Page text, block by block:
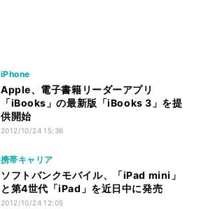
iPhone
Apple、電子書籍リーダーアプリ
「iBooks」の最新版「iBooks 3」を提
供開始
2012/10/24 15:36
携帯キャリア
ソフトバンクモバイル、「iPad mini」
と第4世代「iPad」を近日中に発売
2012/10/24 12:05